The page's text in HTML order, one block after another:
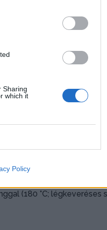
Sharing
which it
Policy
és 10 percre
a borssal összeforgatjuk,
tojással és egynek a
majd kb. 0,8 cm
lekenjük, reszelt
(180 °C; légkeveréses